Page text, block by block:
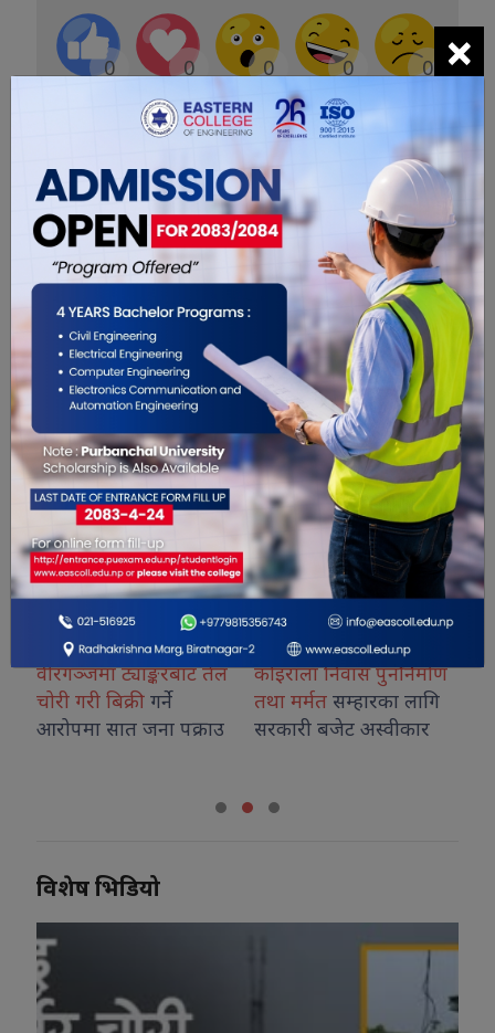
0 0 0 0 0
सम्बंधित खबरहरु
वीरगञ्जमा ट्याङ्करबाट तेल
चोरी गरी बिक्री गर्ने
आरोपमा सात जना पक्राउ
कोइराला निवास पुनर्निर्माण
तथा मर्मत सम्हारका लागि
सरकारी बजेट अस्वीकार
विशेष भिडियो
×